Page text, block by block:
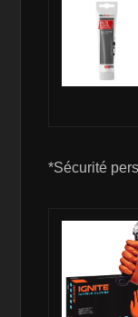
*Sécurité